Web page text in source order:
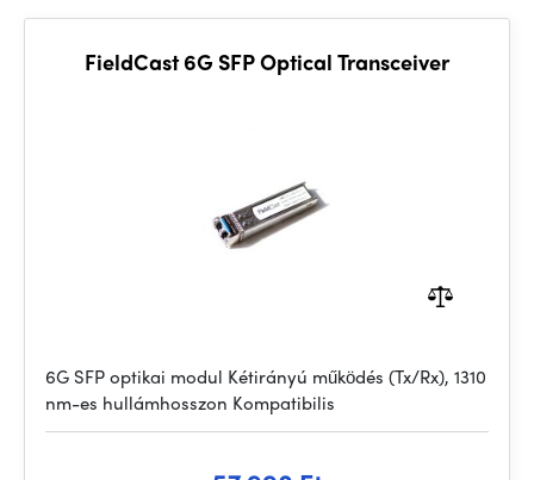
FieldCast 6G SFP Optical Transceiver
6G SFP optikai modul Kétirányú működés (Tx/Rx), 1310
nm-es hullámhosszon Kompatibilis